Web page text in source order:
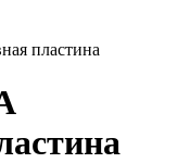
пластина